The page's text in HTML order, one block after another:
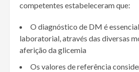
competentes estabeleceram que:
O diagnóstico de DM é
laboratorial, através das diversas
aferição da glicemia
Os valores de referência